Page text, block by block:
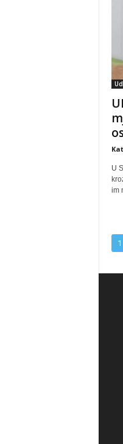
U
im
1